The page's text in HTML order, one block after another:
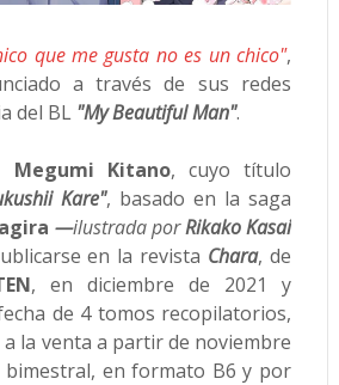
que me gusta no es un chico",
a través de sus redes
del BL "My Beautiful Man".
Megumi Kitano, cuyo título
Kare", basado en la saga
—ilustrada porRikako Kasai
en la revista Chara, de
, en diciembre de 2021 y
de 4 tomos recopilatorios,
la venta a partir de noviembre
bimestral, en formato B6 y por